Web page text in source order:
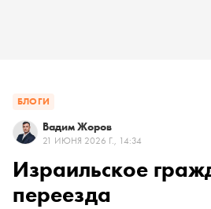
БЛОГИ
Вадим Жоров
21 ИЮНЯ 2026 Г., 14:34
Израильское
переезда